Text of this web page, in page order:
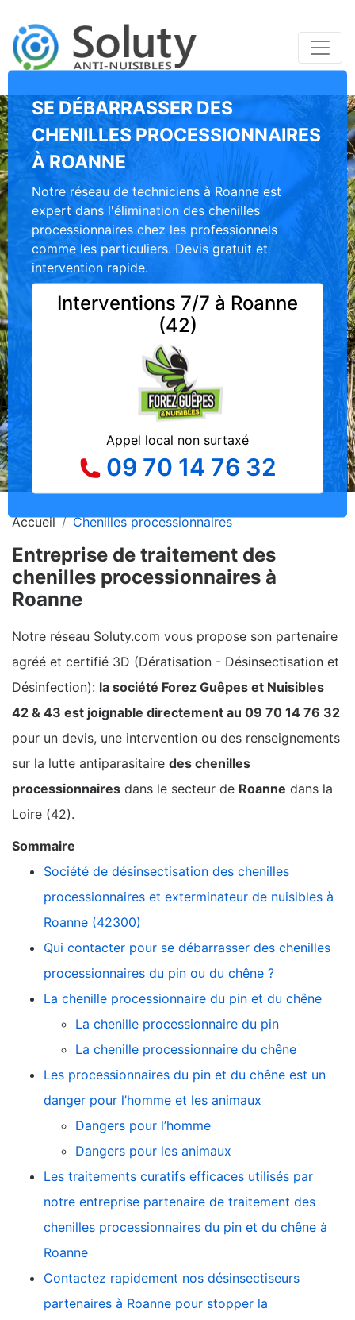
SE DÉBARRASSER DES
CHENILLES PROCESSIONNAIRES
À ROANNE
Notre réseau de techniciens à Roanne est
expert dans l'élimination des chenilles
processionnaires chez les professionnels
comme les particuliers. Devis gratuit et
intervention rapide.
Interventions 7/7 à Roanne
(42)
Appel local non surtaxé
09 70 14 76 32
Accueil Chenilles processionnaires
Entreprise de traitement des
chenilles processionnaires à
Roanne
Notre réseau Soluty.com vous propose son partenaire
agréé et certifié 3D (Dératisation - Désinsectisation et
Désinfection): la société Forez Guêpes et Nuisibles
42 & 43 est joignable directement au 09 70 14 76 32
pour un devis, une intervention ou des renseignements
sur la lutte antiparasitaire des chenilles
processionnaires dans le secteur de Roanne dans la
Loire (42).
Sommaire
Société de désinsectisation des chenilles
processionnaires et exterminateur de nuisibles à
Roanne (42300)
Qui contacter pour se débarrasser des chenilles
processionnaires du pin ou du chêne ?
La chenille processionnaire du pin et du chêne
La chenille processionnaire du pin
La chenille processionnaire du chêne
Les processionnaires du pin et du chêne est un
danger pour l’homme et les animaux
Dangers pour l’homme
Dangers pour les animaux
Les traitements curatifs efficaces utilisés par
notre entreprise partenaire de traitement des
chenilles processionnaires du pin et du chêne à
Roanne
Contactez rapidement nos désinsectiseurs
partenaires à Roanne pour stopper la